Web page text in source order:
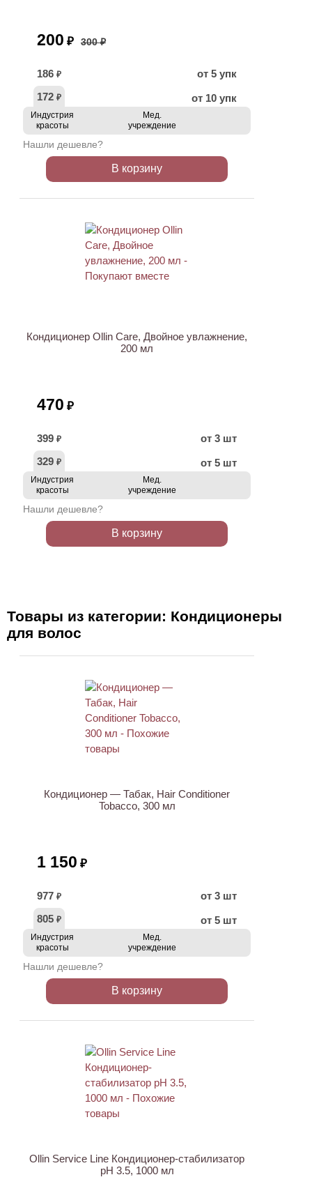
200 ₽ 300 ₽
186 ₽
от 5 упк
172 ₽ от 10 упк
Индустрия
красоты
Мед.
учреждение
Нашли дешевле?
В корзину
Кондиционер Ollin Care, Двойное увлажнение,
200 мл
470 ₽
399 ₽
от 3 шт
329 ₽ от 5 шт
Индустрия
красоты
Мед.
учреждение
Нашли дешевле?
В корзину
Товары из категории: Кондиционеры
для волос
Кондиционер — Табак, Hair Conditioner
Tobacco, 300 мл
1 150 ₽
977 ₽
от 3 шт
805 ₽ от 5 шт
Индустрия
красоты
Мед.
учреждение
Нашли дешевле?
В корзину
Ollin Service Line Кондиционер-стабилизатор
рН 3.5, 1000 мл